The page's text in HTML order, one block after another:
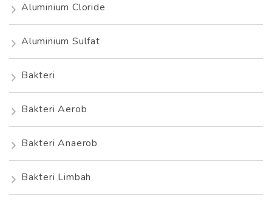
Aluminium Cloride
Aluminium Sulfat
Bakteri
Bakteri Aerob
Bakteri Anaerob
Bakteri Limbah